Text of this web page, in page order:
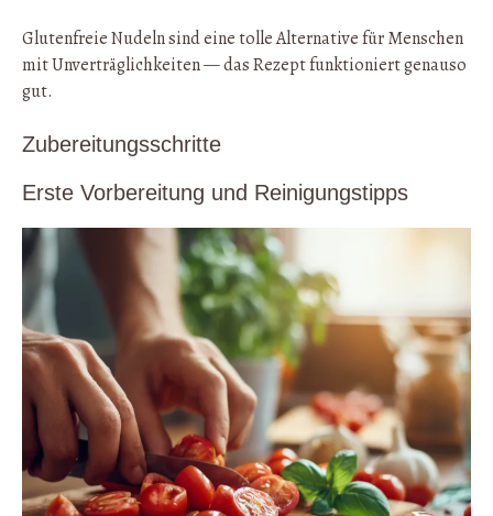
Glutenfreie Nudeln sind eine tolle Alternative für Menschen
mit Unverträglichkeiten — das Rezept funktioniert genauso
gut.
Zubereitungsschritte
Erste Vorbereitung und Reinigungstipps